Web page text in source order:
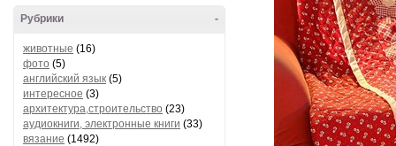
-
Рубрики
животные (16)
фото (5)
английский язык (5)
интересное (3)
архитектура,строительство (23)
аудиокниги, электронные книги (33)
вязание (1492)